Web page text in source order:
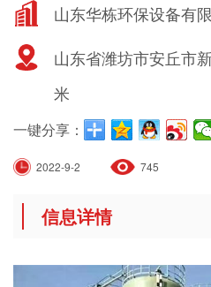
山东华栋环保设备有
山东省潍坊市安丘市
米
一键分享：
2022-9-2 745
信息详情